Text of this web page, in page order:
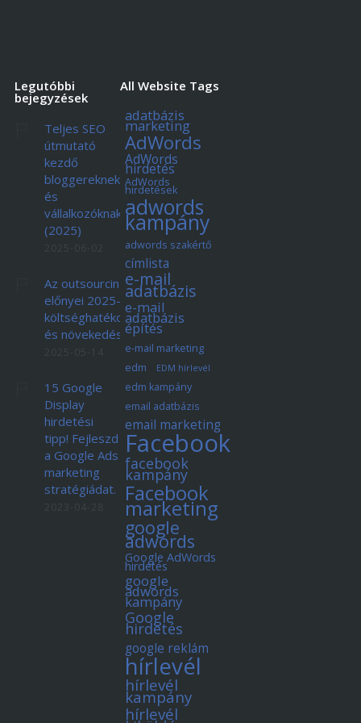
Legutóbbi
bejegyzések
Teljes SEO
útmutató
kezdő
bloggereknek
és
vállalkozóknak
(2025)
Az outsourcing
előnyei 2025-ben:
költséghatékonyság
és növekedés
15 Google
Display
hirdetési
tipp! Fejleszd
a Google Ads
marketing
stratégiádat.
All Website Tags
adatbázis
marketing
AdWords
AdWords
hirdetés
AdWords
hirdetések
adwords
kampány
adwords szakértő
címlista
e-mail
adatbázis
e-mail
adatbázis
építés
e-mail marketing
edm
EDM hírlevél
edm kampány
email adatbázis
email marketing
Facebook
facebook
kampány
Facebook
marketing
google
adwords
Google AdWords
hirdetés
google
adwords
kampány
Google
hirdetés
google reklám
hírlevél
hírlevél
kampány
hírlevél